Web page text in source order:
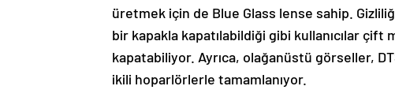
üretmek için de Blue Glass lense sahip.
bir kapakla kapatılabildiği gibi kullanıcılar
kapatabiliyor. Ayrıca, olağanüstü görseller,
ikili hoparlörlerle tamamlanıyor.